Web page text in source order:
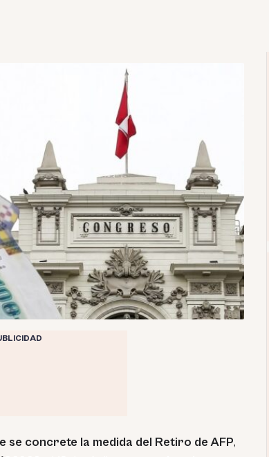
se concrete la medida del Retiro de AFP,